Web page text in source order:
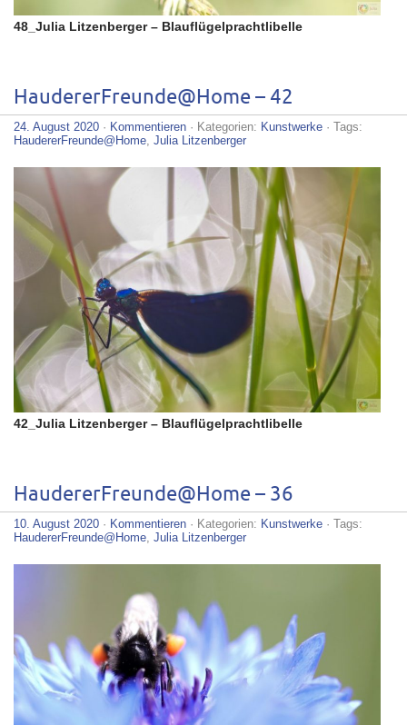
48_Julia Litzenberger – Blauflügelprachtlibelle
HaudererFreunde@Home – 42
24. August 2020 · Kommentieren · Kategorien: Kunstwerke · Tags:
HaudererFreunde@Home Julia Litzenberger
42_Julia Litzenberger – Blauflügelprachtlibelle
HaudererFreunde@Home – 36
10. August 2020 · Kommentieren · Kategorien: Kunstwerke · Tags:
HaudererFreunde@Home Julia Litzenberger